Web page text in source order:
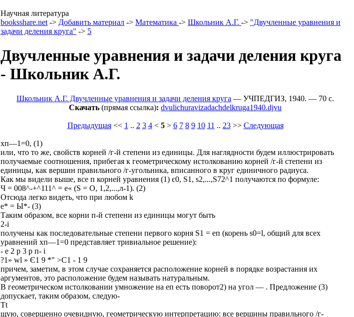
Научная литература
booksshare.net -> Добавить материал -> Математика -> Школьник А.Г. -> "Двучленные уравнения и
задачи деления круга" -> 5
Двучленные уравнения и задачи деления круга
- Школьник А.Г.
Школьник А.Г. Двучленные уравнения и задачи деления круга — УЧПЕДГИЗ, 1940. — 70 c.
Скачать (прямая ссылка): dvulichuravizadachdelkruga1940.djvu
Предыдущая<< 1 .. 2 3 4< 5> 6 7 8 9 10 11 .. 23>> Следующая
хп—1=0, (1)
или, что то же, свойств корней /г-й степени из единицы. Для наглядности будем иллюстрировать
получаемые соотношения, прибегая к геометрическому истолкованию корней /г-й степени из
единицы, как вершин правильного /г-угольника, вписанного в круг единичного радиуса.
Как мы видели выше, все п корней уравнения (1) є0, S1, s2,...,S72^1 получаются по формуле:
Ч = 008^-+^111^ = e« (S = O, 1,2,...,л-1). (2)
Отсюда легко видеть, что при любом k
е* = Ы*- (3)
Таким образом, все корни п-й степени из единицы могут быть
2-і
получены как последовательные степени первого корня S1 = еп (корень s0=l, общий для всех
уравнений хп—1=0 представляет тривиальное решение):
- е 2 р 3 р п- і
?1» wl » Є1 9 *" >С1 - 1 9
причем, заметим, в этом случае сохраняется расположение корней в порядке возрастания их
аргументов, это расположение будем называть натуральным.
В геометрическом истолковании умножение на еп есть поворот2) на угол — . Предложение (3)
допускает, таким образом, следую-
Tt
щую, совершенно очевидную, геометрическую интерпретацию: все вершины правильного /г-